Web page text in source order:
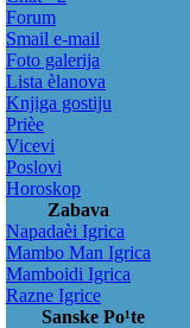
Forum
Smail e-mail
Foto galerija
Lista èlanova
Knjiga gostiju
Prièe
Vicevi
Poslovi
Horoskop
Zabava
Napadaèi Igrica
Mambo Man Igrica
Mamboidi Igrica
Razne Igrice
Sanske Po¹te